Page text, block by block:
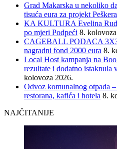
Grad Makarska u nekoliko
tisuća eura za projekt Peškera
KA KULTURA Evelina
po mjeri Podpeći 8.
CAGEBALL PODACA
nagradni fond 2000 eura 8.
Local Host kampanja na
rezultate i dodatno istaknula
kolovoza 2026.
Odvoz komunalnog otpada
restorana, kafića i hotela 8.
NAJČITANIJE